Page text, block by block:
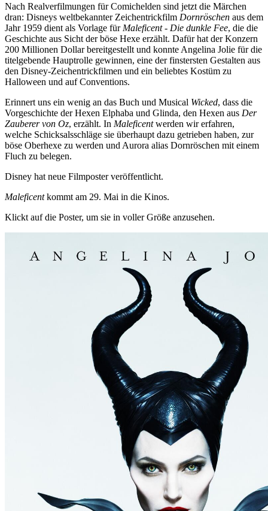
Nach Realverfilmungen für Comichelden sind jetzt die Märchen
dran: Disneys weltbekannter Zeichentrickfilm Dornröschen aus dem
Jahr 1959 dient als Vorlage für Maleficent - Die dunkle Fee, die die
Geschichte aus Sicht der böse Hexe erzählt. Dafür hat der Konzern
200 Millionen Dollar bereitgestellt und konnte Angelina Jolie für die
titelgebende Hauptrolle gewinnen, eine der finstersten Gestalten aus
den Disney-Zeichentrickfilmen und ein beliebtes Kostüm zu
Halloween und auf Conventions.
Erinnert uns ein wenig an das Buch und Musical Wicked, dass die
Vorgeschichte der Hexen Elphaba und Glinda, den Hexen aus Der
Zauberer von Oz, erzählt. In Maleficentwerden wir erfahren,
welche Schicksalsschläge sie überhaupt dazu getrieben haben, zur
böse Oberhexe zu werden und Aurora alias Dornröschen mit einem
Fluch zu belegen.
Disney hat neue Filmposter veröffentlicht.
Maleficentkommt am 29. Mai in die Kinos.
Klickt auf die Poster, um sie in voller Größe anzusehen.